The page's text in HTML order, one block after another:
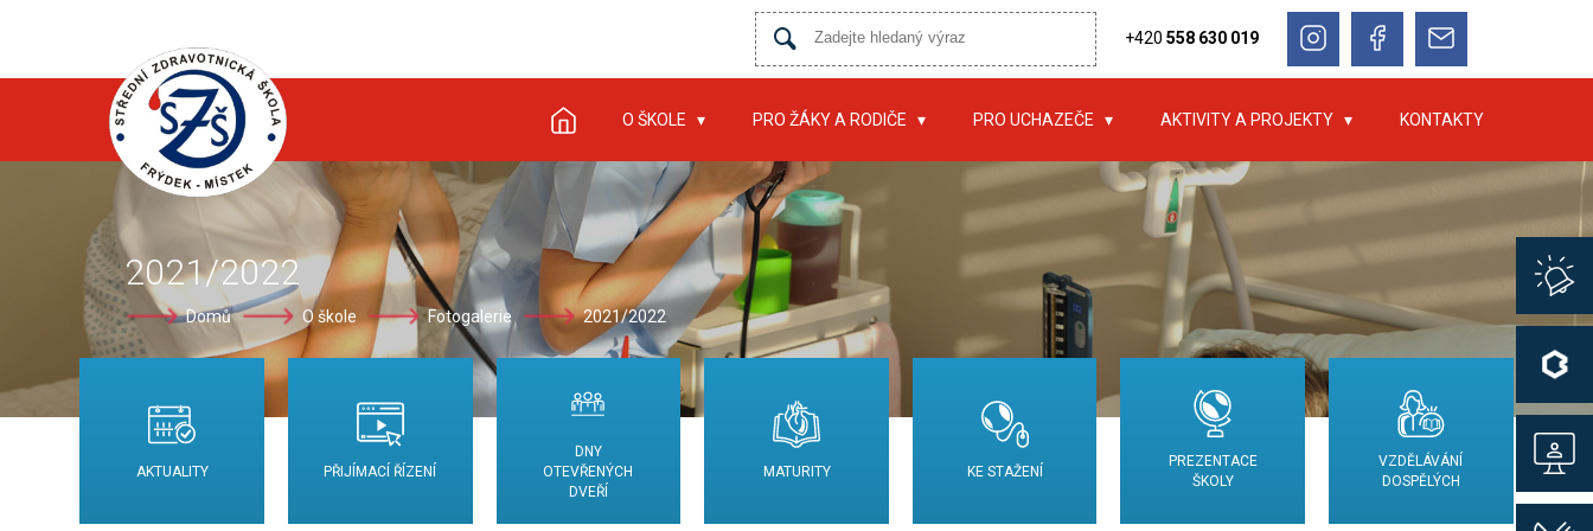
+420 558 630 019
O ŠKOLE PRO ŽÁKY A RODIČE PRO UCHAZEČE AKTIVITY A PROJEKTY KONTAKTY
2021/2022
Domů O škole Fotogalerie 2021/2022
AKTUALITY PŘIJÍMACÍ ŘÍZENÍ
DNY
OTEVŘENÝCH
DVEŘÍ
MATURITY KE STAŽENÍ
PREZENTACE
ŠKOLY
VZDĚLÁVÁNÍ
DOSPĚLÝCH